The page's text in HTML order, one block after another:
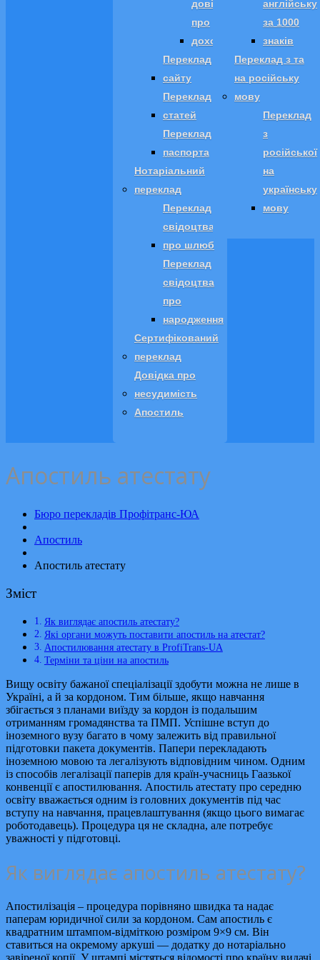
довідки
про
доходи
Переклад
сайту
Переклад
статей
Переклад
паспорта
Нотаріальний
переклад
Переклад
свідоцтва
про шлюб
Переклад
свідоцтва
про
народження
Сертифікований
переклад
Довідка про
несудимість
Апостиль
англійську
за 1000
знаків
Переклад з та
на російську
мову
Переклад
з
російської
на
українську
мову
Апостиль атестату
Бюро перекладів Профітранс-ЮА
Апостиль
Апостиль атестату
Зміст
Як виглядає апостиль атестату?
Які органи можуть поставити апостиль на атестат?
Апостилювання атестату в ProfiTrans-UA
Терміни та ціни на апостиль
Вищу освіту бажаної спеціалізації здобути можна не лише в
Україні, а й за кордоном. Тим більше, якщо навчання
збігається з планами виїзду за кордон із подальшим
отриманням громадянства та ПМП. Успішне вступ до
іноземного вузу багато в чому залежить від правильної
підготовки пакета документів. Папери перекладають
іноземною мовою та легалізують відповідним чином. Одним
із способів легалізації паперів для країн-учасниць Гаазької
конвенції є апостилювання. Апостиль атестату про середню
освіту вважається одним із головних документів під час
вступу на навчання, працевлаштування (якщо цього вимагає
роботодавець). Процедура ця не складна, але потребує
уважності у підготовці.
Як виглядає апостиль атестату?
Апостилізація – процедура порівняно швидка та надає
паперам юридичної сили за кордоном. Сам апостиль є
квадратним штампом-відміткою розміром 9×9 см. Він
ставиться на окремому аркуші — додатку до нотаріально